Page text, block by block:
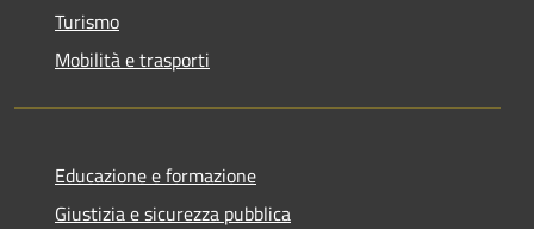
Turismo
Mobilità e trasporti
Educazione e formazione
Giustizia e sicurezza pubblica